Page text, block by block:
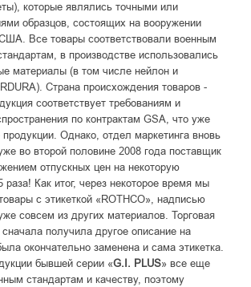
которые являлись точными или
образцов, состоящих на вооружении
Все товары соответствовали военным
в производстве использовались
материалы (в том числе нейлон и
Страна происхождения товаров -
соответствует требованиям и
по контрактам GSA, что уже
продукции. Однако, отдел маркетинга вновь
во второй половине 2008 года поставщик
отпускных цен на некоторую
Как итог, через некоторое время мы
с этикеткой «ROTHCO», надписью
совсем из других материалов. Торговая
получила другое описание на
окончательно заменена и сама этикетка.
бывшей серии «G.I. PLUS» все еще
стандартам и качеству, поэтому